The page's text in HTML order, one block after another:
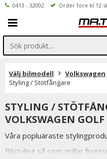
0413 - 32002 Order före kl 12
Välj bilmodell Volkswagen
Styling / Stötfångare
STYLING /
VOLKSWAGEN GOLF
Våra popluäraste
Bilstyling så som grillar